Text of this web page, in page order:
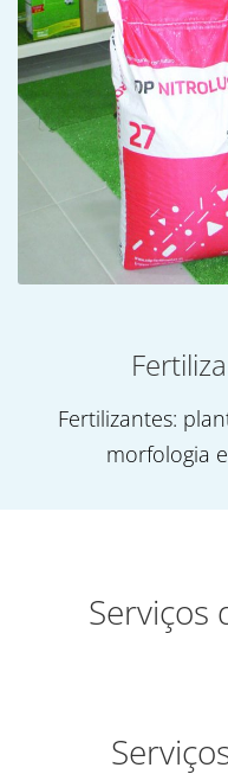
Fertilizantes:
morfologia
Serviços